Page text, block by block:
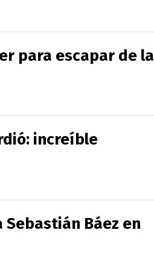
para escapar de la
increíble
Sebastián Báez en